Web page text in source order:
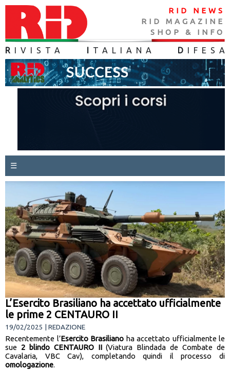
RID NEWS
RID MAGAZINE
SHOP & INFO
R IVISTA TALIANA D IFES A
☰
L’Esercito Brasiliano ha accettato ufficialmente
le prime 2 CENTAURO II
19/02/2025 | REDAZIONE
Recentemente l’Esercito Brasiliano ha accettato ufficialmente le
sue 2 blindo CENTAURO II(Viatura Blindada de Combate de
Cavalaria, VBC Cav), completando quindi il processo di
omologazione.